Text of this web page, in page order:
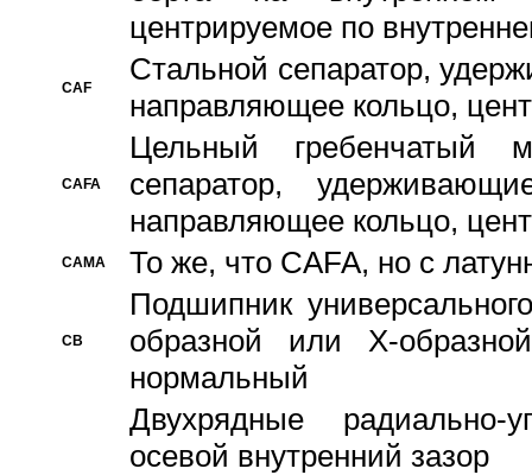
центрируемое по
CAF
Стальной сепаратор,
направляющее кольцо,
CAFA
Цельный гребенчатый
сепаратор,
направляющее кольцо,
CAMA То же, что CAFA, но с
CB
Подшипник
образной или Х-
нормальный
Двухрядные радиально-
осевой внутренний зазор